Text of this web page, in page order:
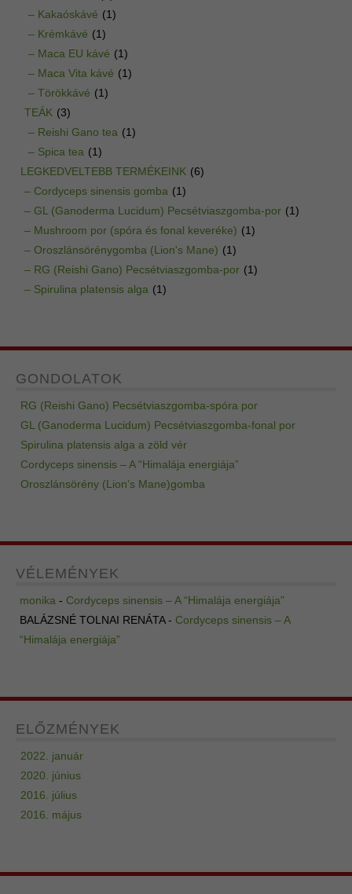
– Kakaóskávé (1)
– Krémkávé (1)
– Maca EU kávé (1)
– Maca Vita kávé (1)
– Törökkávé (1)
TEÁK (3)
– Reishi Gano tea (1)
– Spica tea (1)
LEGKEDVELTEBB TERMÉKEINK (6)
– Cordyceps sinensis gomba (1)
– GL (Ganoderma Lucidum) Pecsétviaszgomba-por (1)
– Mushroom por (spóra és fonal keveréke) (1)
– Oroszlánsörénygomba (Lion's Mane) (1)
– RG (Reishi Gano) Pecsétviaszgomba-por (1)
– Spirulina platensis alga (1)
GONDOLATOK
RG (Reishi Gano) Pecsétviaszgomba-spóra por
GL (Ganoderma Lucidum) Pecsétviaszgomba-fonal por
Spirulina platensis alga a zöld vér
Cordyceps sinensis – A “Himalája energiája”
Oroszlánsörény (Lion’s Mane)gomba
VÉLEMÉNYEK
monika - Cordyceps sinensis – A “Himalája energiája”
BALÁZSNÉ TOLNAI RENÁTA- Cordyceps sinensis – A
“Himalája energiája”
ELŐZMÉNYEK
2022. január
2020. június
2016. július
2016. május